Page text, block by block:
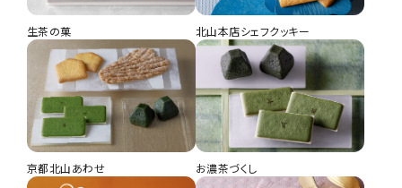
生茶の菓 北山本店シェフクッキー
京都北山あわせ お濃茶づくし